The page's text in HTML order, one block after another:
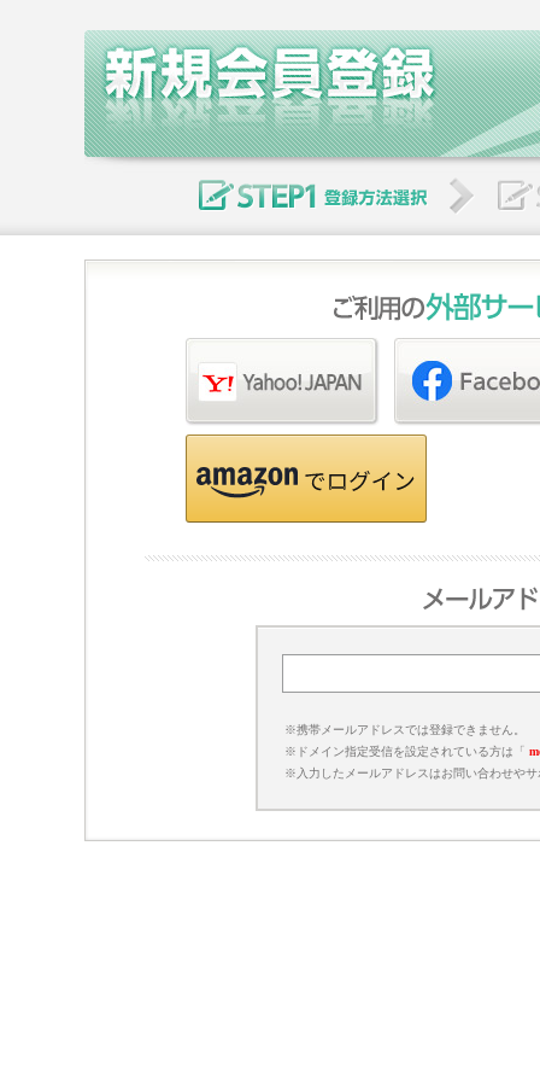
携帯メールアドレスでは登録できません。
ドメイン指定受信を設定されている方は「
入力したメールアドレスはお問い合わせや